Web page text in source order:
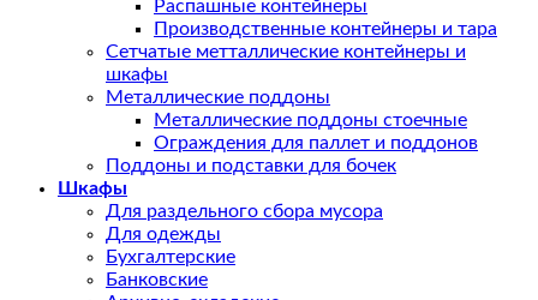
Распашные контейнеры
Производственные контейнеры и тара
Сетчатые метталлические контейнеры и
шкафы
Металлические поддоны
Металлические поддоны стоечные
Ограждения для паллет и поддонов
Поддоны и подставки для бочек
Шкафы
Для раздельного сбора мусора
Для одежды
Бухгалтерские
Банковские